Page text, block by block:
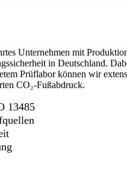
Unternehmen mit
in Deutschland.
Prüflabor können wir
CO₂-Fußabdruck.
13485